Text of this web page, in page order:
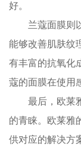
好。
兰蔻面膜则以
能够改善肌肤纹
有丰富的抗氧化
蔻的面膜在使用
最后，欧莱雅
的青睐。欧莱雅
供对应的解决方